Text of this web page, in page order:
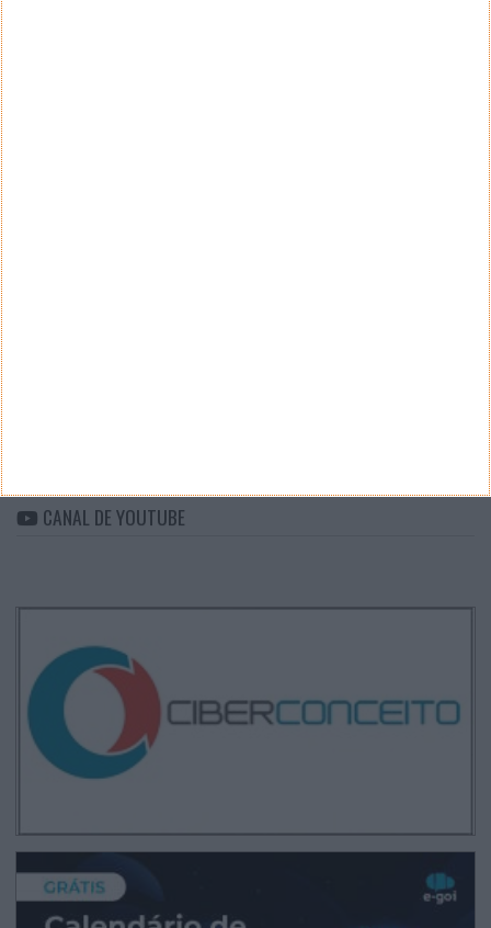
CANAL DE YOUTUBE